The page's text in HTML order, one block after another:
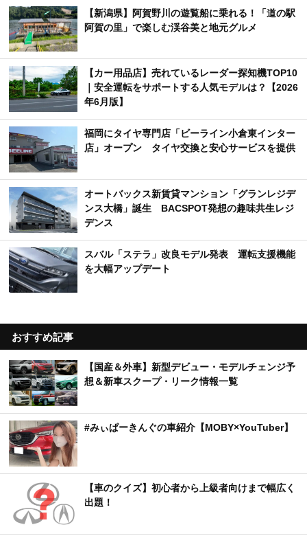
【新潟県】阿賀野川の遊覧船に乗れる！「道の駅
阿賀の里」で楽しむ渓谷美と地元グルメ
【カー用品店】売れているレーダー探知機TOP10
｜安全運転をサポートする人気モデルは？【2026
年6月版】
福岡にタイヤ専門店「ビーライン小倉東インター
店」オープン タイヤ交換と安心サービスを提供
オートバックス新賃貸マンション「グランレジデ
ンス大橋」誕生 BACSPOT発想の趣味共生レジ
デンス
スバル「ステラ」改良モデル発表 運転支援機能
を大幅アップデート
おすすめ記事
【国産＆外車】新型デビュー・モデルチェンジ予
想＆新車スクープ・リーク情報一覧
#みぃぱーきんぐの車紹介【MOBY×YouTuber】
【車のクイズ】初心者から上級者向けまで幅広く
出題！